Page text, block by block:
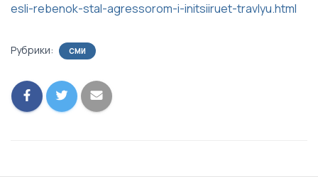
esli-rebenok-stal-agressorom-i-initsiiruet-travlyu.html
Рубрики: СМИ